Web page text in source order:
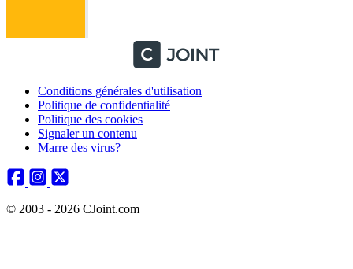
Conditions générales d'utilisation
Politique de confidentialité
Politique des cookies
Signaler un contenu
Marre des virus?
© 2003 - 2026 CJoint.com